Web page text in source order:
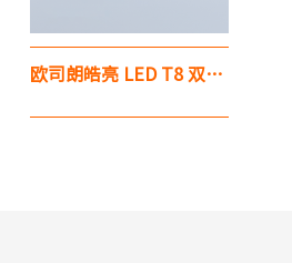
欧司朗皓亮 LED T8 双端灯管 / 单端灯管